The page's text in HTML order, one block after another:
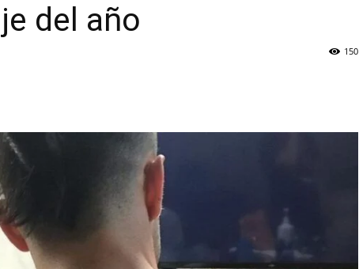
del año
150